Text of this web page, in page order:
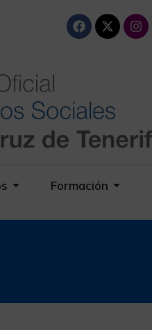
Formación